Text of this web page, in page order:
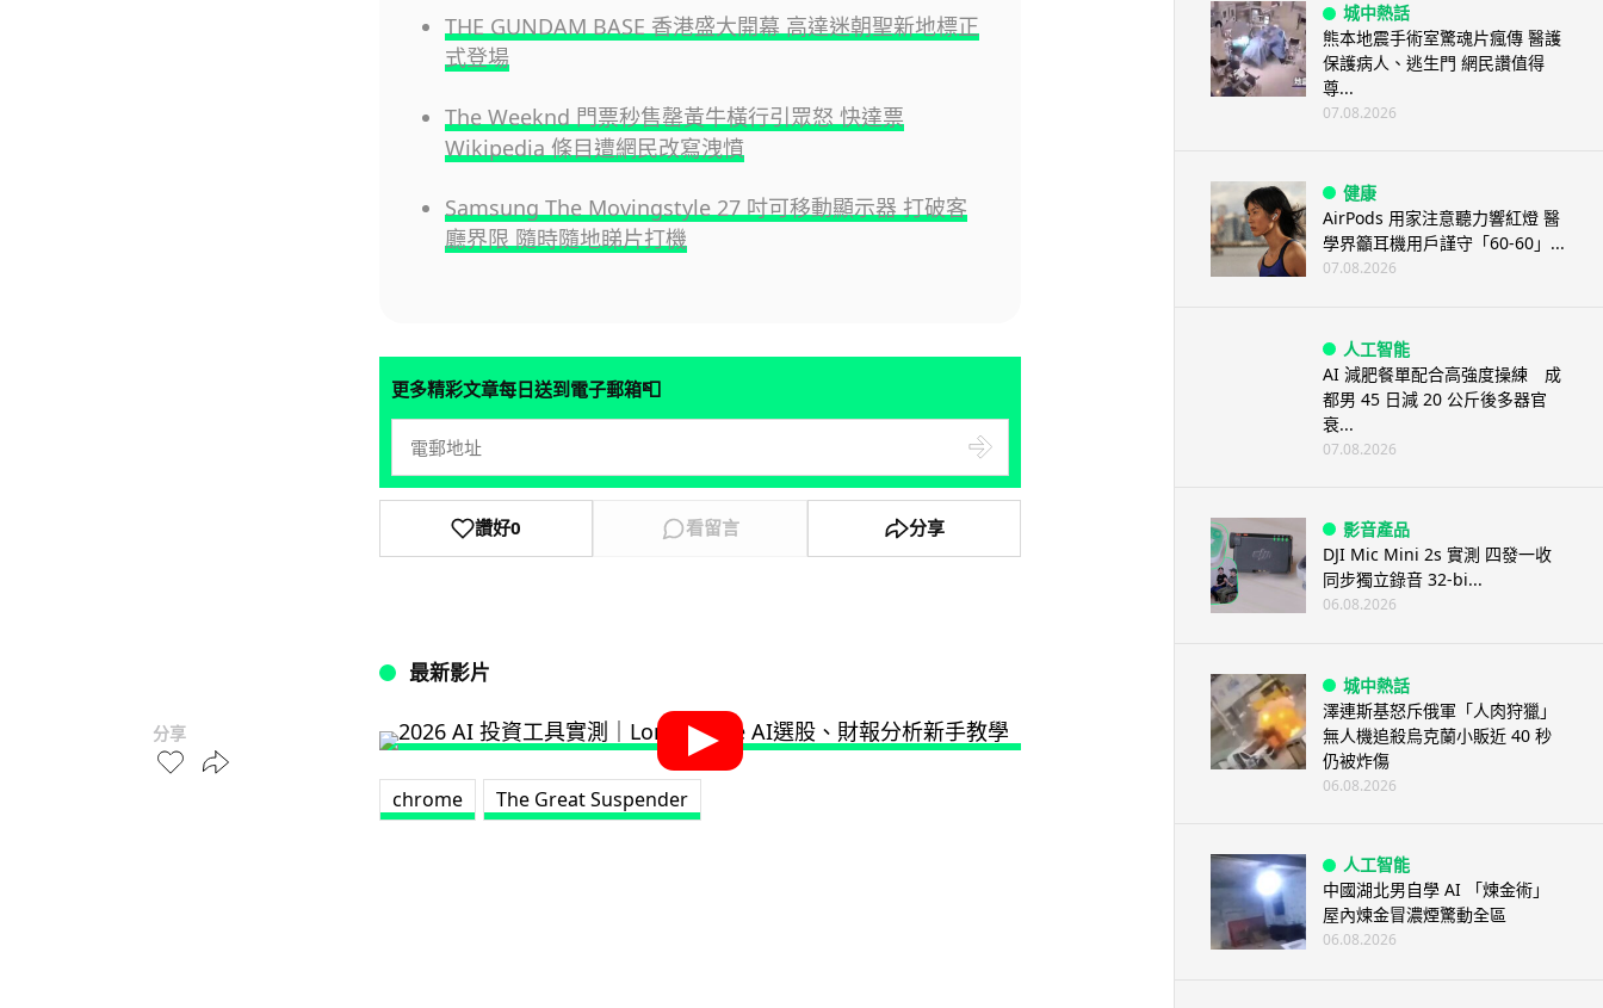
分享
THE GUNDAM BASE 香港盛大開幕 高達迷朝聖新地標正
式登場
The Weeknd 門票秒售罄黃牛橫行引眾怒 快達票
Wikipedia 條目遭網民改寫洩憤
Samsung The Movingstyle 27 吋可移動顯示器 打破客
廳界限 隨時隨地睇片打機
更多精彩文章每日送到電子郵箱📮
讚好0 看留言 分享
最新影片
chrome The Great Suspender
城中熱話
熊本地震手術室驚魂片瘋傳 醫護
保護病人、逃生門 網民讚值得
尊...
07.08.2026
健康
AirPods 用家注意聽力響紅燈 醫
學界籲耳機用戶謹守「60-60」...
07.08.2026
人工智能
AI 減肥餐單配合高強度操練 成
都男 45 日減 20 公斤後多器官
衰...
07.08.2026
影音產品
DJI Mic Mini 2s 實測 四發一收
同步獨立錄音 32-bi...
06.08.2026
城中熱話
澤連斯基怒斥俄軍「人肉狩獵」
無人機追殺烏克蘭小販近 40 秒
仍被炸傷
06.08.2026
人工智能
中國湖北男自學 AI 「煉金術」
屋內煉金冒濃煙驚動全區
06.08.2026